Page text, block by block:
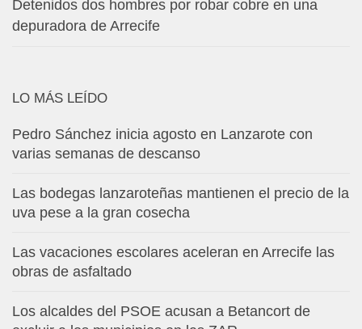
Detenidos dos hombres por robar cobre en una
depuradora de Arrecife
LO MÁS LEÍDO
Pedro Sánchez inicia agosto en Lanzarote con
varias semanas de descanso
Las bodegas lanzaroteñas mantienen el precio de la
uva pese a la gran cosecha
Las vacaciones escolares aceleran en Arrecife las
obras de asfaltado
Los alcaldes del PSOE acusan a Betancort de